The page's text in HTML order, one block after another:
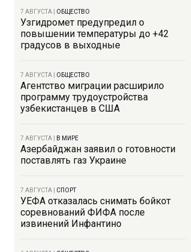
7 АВГУСТА ОБЩЕСТВО
Узгидромет предупредил о
повышении температуры до +42
градусов в выходные
7 АВГУСТА ОБЩЕСТВО
Агентство миграции расширило
программу трудоустройства
узбекистанцев в США
7 АВГУСТА В МИРЕ
Азербайджан заявил о готовности
поставлять газ Украине
7 АВГУСТА СПОРТ
УЕФА отказалась снимать бойкот
соревнований ФИФА после
извинений Инфантино